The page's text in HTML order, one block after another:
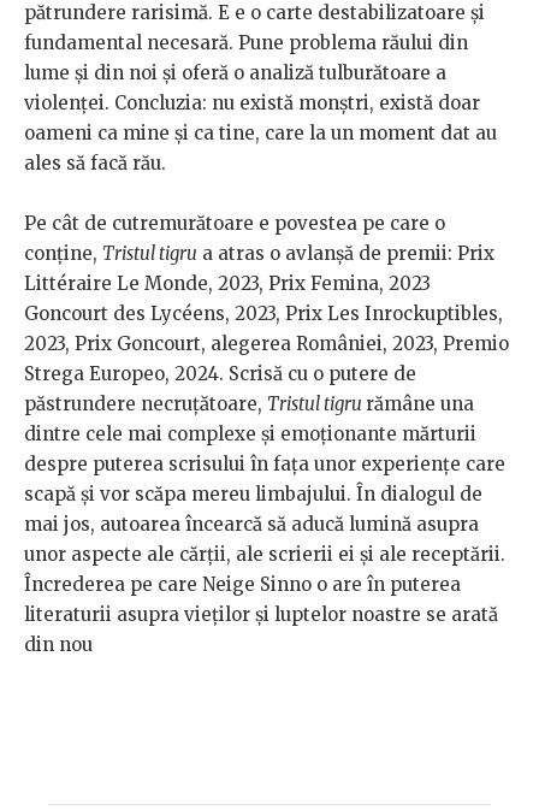
pătrundere rarisimă. E e o carte destabilizatoare și
fundamental necesară. Pune problema răului din
lume și din noi și oferă o analiză tulburătoare a
violenței. Concluzia: nu există monștri, există doar
oameni ca mine și ca tine, care la un moment dat au
ales să facă rău.
Pe cât de cutremurătoare e povestea pe care o
conține, Tristul tigru a atras o avlanșă de premii: Prix
Littéraire Le Monde, 2023, Prix Femina, 2023
Goncourt des Lycéens, 2023, Prix Les Inrockuptibles,
2023, Prix Goncourt, alegerea României, 2023, Premio
Strega Europeo, 2024. Scrisă cu o putere de
păstrundere necruțătoare, Tristul tigru rămâne una
dintre cele mai complexe și emoționante mărturii
despre puterea scrisului în fața unor experiențe care
scapă și vor scăpa mereu limbajului. În dialogul de
mai jos, autoarea încearcă să aducă lumină asupra
unor aspecte ale cărții, ale scrierii ei și ale receptării.
Încrederea pe care Neige Sinno o are în puterea
literaturii asupra vieților și luptelor noastre se arată
din nou